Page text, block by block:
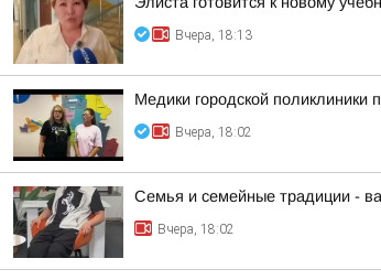
Вчера, 18:13
Медики городской
Вчера, 18:02
Семья и семейные традиции -
Вчера, 18:02